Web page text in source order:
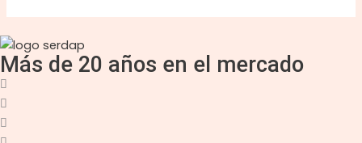
Más de 20 años en el mercado